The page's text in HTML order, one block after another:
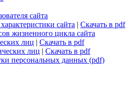
платежей
сайта
сайта|Скачать в pdf
жизненного цикла сайта
лиц
лиц